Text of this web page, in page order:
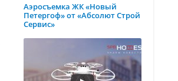
Аэросъемка ЖК «Новый
Петергоф» от «Абсолют Строй
Сервис»